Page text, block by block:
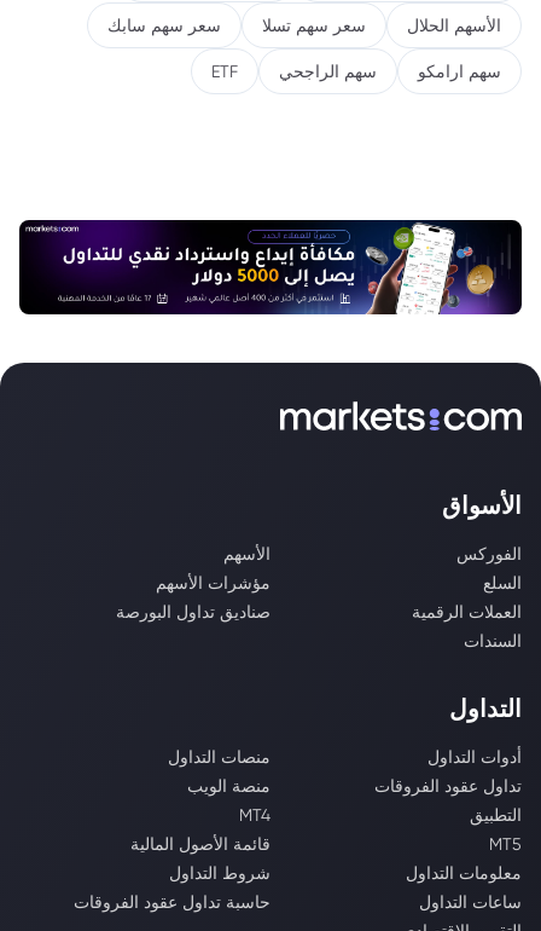
الأسهم الحلال سعر سهم تسلا سعر سهم سابك
سهم ارامكو سهم الراجحي ETF
الأسواق
الفوركس
الأسهم
السلع
مؤشرات الأسهم
العملات الرقمية
صناديق تداول البورصة
السندات
التداول
أدوات التداول
منصات التداول
تداول عقود الفروقات
منصة الويب
التطبيق
MT4
MT5
قائمة الأصول المالية
معلومات التداول
شروط التداول
ساعات التداول
حاسبة تداول عقود الفروقات